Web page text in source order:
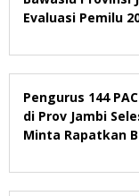
Evaluasi Pemilu
Pengurus 144
di Prov Jambi
Minta Rapatkan